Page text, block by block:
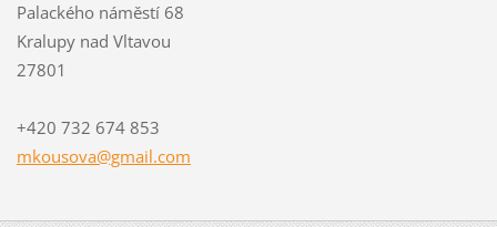
Palackého náměstí 68
Kralupy nad Vltavou
27801
+420 732 674 853
mkousova@gmail.com